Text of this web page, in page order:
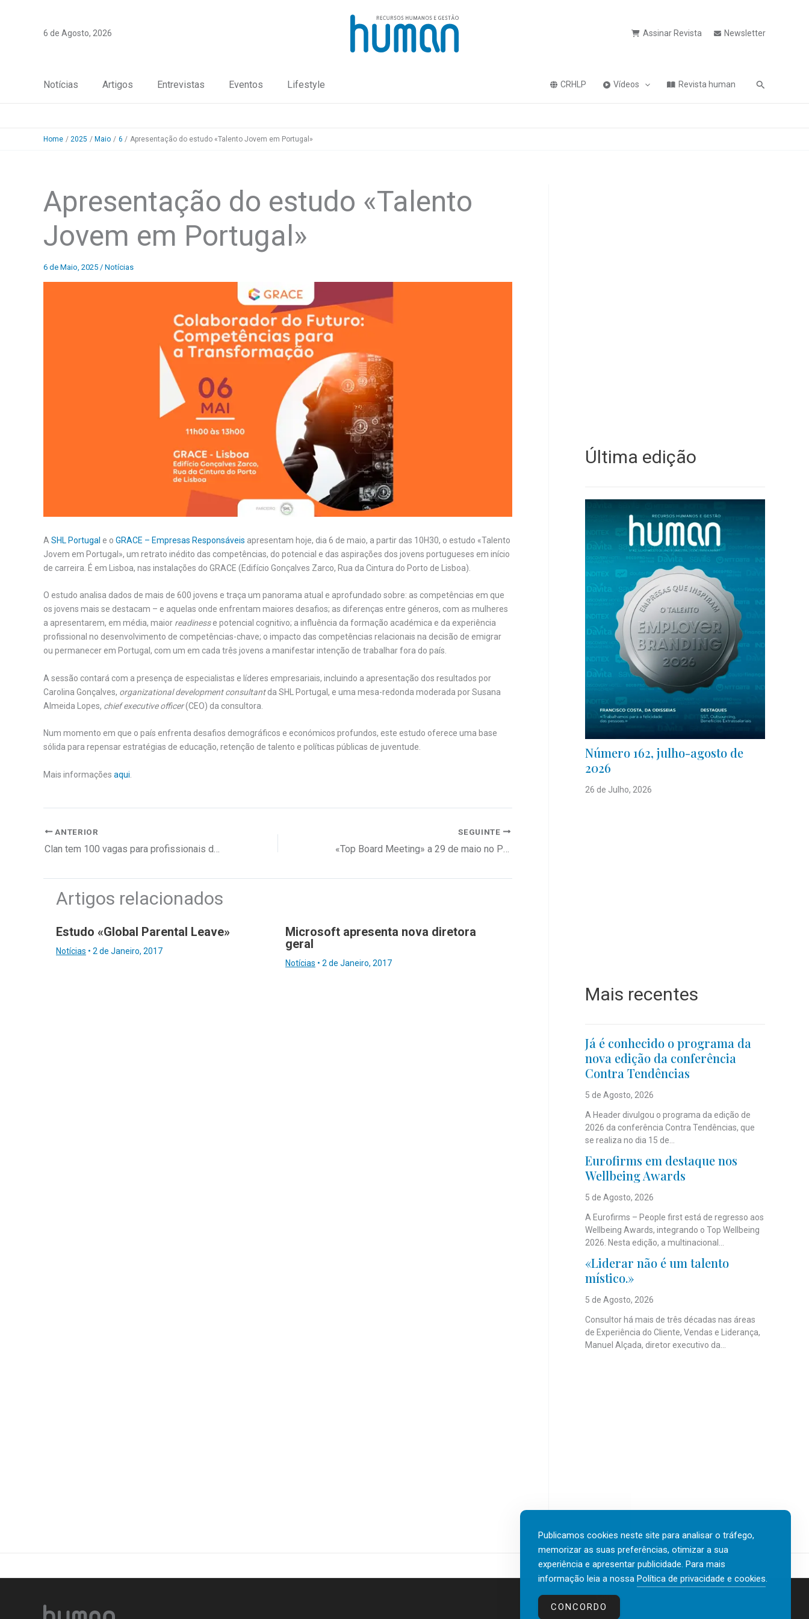
6 de Agosto, 2026 Assinar Revista Newsletter
Notícias Artigos Entrevistas Eventos Lifestyle CRHLP Vídeos Revista human Pesquisa
Home 2025 Maio 6 Apresentação do estudo «Talento Jovem em Portugal»
Apresentação do estudo «Talento
Jovem em Portugal»
6 de Maio, 2025 / Notícias
A SHL Portugal e o GRACE – Empresas Responsáveis apresentam hoje, dia 6 de maio, a partir das 10H30, o estudo «Talento
Jovem em Portugal», um retrato inédito das competências, do potencial e das aspirações dos jovens portugueses em início
de carreira. É em Lisboa, nas instalações do GRACE (Edifício Gonçalves Zarco, Rua da Cintura do Porto de Lisboa).
O estudo analisa dados de mais de 600 jovens e traça um panorama atual e aprofundado sobre: as competências em que
os jovens mais se destacam – e aquelas onde enfrentam maiores desafios; as diferenças entre géneros, com as mulheres
a apresentarem, em média, maior readinesse potencial cognitivo; a influência da formação académica e da experiência
profissional no desenvolvimento de competências-chave; o impacto das competências relacionais na decisão de emigrar
ou permanecer em Portugal, com um em cada três jovens a manifestar intenção de trabalhar fora do país.
A sessão contará com a presença de especialistas e líderes empresariais, incluindo a apresentação dos resultados por
Carolina Gonçalves, organizational development consultantda SHL Portugal, e uma mesa-redonda moderada por Susana
Almeida Lopes, chief executive officer(CEO) da consultora.
Num momento em que o país enfrenta desafios demográficos e económicos profundos, este estudo oferece uma base
sólida para repensar estratégias de educação, retenção de talento e políticas públicas de juventude.
Mais informações aqui
ANTERIOR SEGUINTE
Artigos relacionados
Estudo «Global Parental Leave»
Notícias • 2 de Janeiro, 2017
Microsoft apresenta nova diretora
geral
Notícias • 2 de Janeiro, 2017
Última edição
Número 162, julho-agosto de
2026
26 de Julho, 2026
Mais recentes
Já é conhecido o programa da
nova edição da conferência
Contra Tendências
5 de Agosto, 2026
A Header divulgou o programa da edição de
2026 da conferência Contra Tendências, que
se realiza no dia 15 de...
Eurofirms em destaque nos
Wellbeing Awards
5 de Agosto, 2026
A Eurofirms – People first está de regresso aos
Wellbeing Awards, integrando o Top Wellbeing
2026. Nesta edição, a multinacional...
«Liderar não é um talento
místico.»
5 de Agosto, 2026
Consultor há mais de três décadas nas áreas
de Experiência do Cliente, Vendas e Liderança,
Manuel Alçada, diretor executivo da...
Contactos
Publicamos cookies neste site para analisar o tráfego,
memorizar as suas preferências, otimizar a sua
experiência e apresentar publicidade. Para mais
informação leia a nossa Política de privacidade e cookies.
CONCORDO